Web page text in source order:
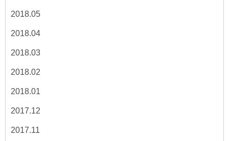
2018.05
2018.04
2018.03
2018.02
2018.01
2017.12
2017.11